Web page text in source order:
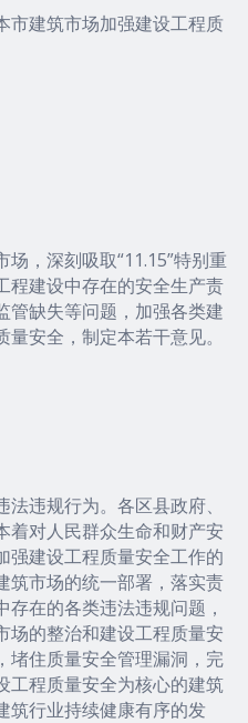
市建筑市场加强建设工程质
，深刻吸取“11.15”特别重
程建设中存在的安全生产责
管缺失等问题，加强各类建
安全，制定本若干意见。
法违规行为。各区县政府、
着对人民群众生命和财产安
强建设工程质量安全工作的
筑市场的统一部署，落实责
在的各类违法违规问题，
场的整治和建设工程质量安
堵住质量安全管理漏洞，完
工程质量安全为核心的建筑
筑行业持续健康有序的发